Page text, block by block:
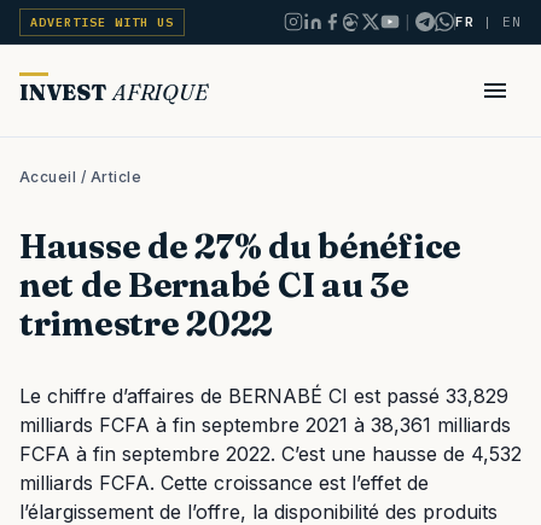
ADVERTISE WITH US | FR | EN
INVEST AFRIQUE
Accueil / Article
Hausse de 27% du bénéfice
net de Bernabé CI au 3e
trimestre 2022
Le chiffre d’affaires de BERNABÉ CI est passé 33,829
milliards FCFA à fin septembre 2021 à 38,361 milliards
FCFA à fin septembre 2022. C’est une hausse de 4,532
milliards FCFA. Cette croissance est l’effet de
l’élargissement de l’offre, la disponibilité des produits